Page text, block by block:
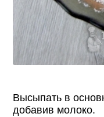
Высыпать в
добавив молоко.